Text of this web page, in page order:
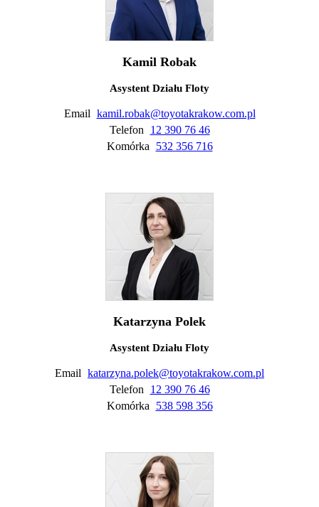
Kamil Robak
Asystent Działu Floty
Email kamil.robak@toyotakrakow.com.pl
Telefon
12 390 76 46
Komórka
532 356 716
Katarzyna Polek
Asystent Działu Floty
Email katarzyna.polek@toyotakrakow.com.pl
Telefon
12 390 76 46
Komórka
538 598 356